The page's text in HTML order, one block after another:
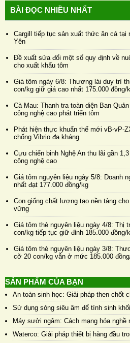
BÀI ĐỌC NHIỀU NHẤT
Cargill tiếp tục sản xuất thức ăn cá tại
Yên
Đề xuất sửa đổi một số quy định về
cho xuất khẩu tôm
Giá tôm ngày 6/8: Thương lái duy trì
con/kg giữ giá cao nhất 175.000 đồng/
Cà Mau: Thanh tra toàn diện Ban
công nghệ cao phát triển tôm
Phát hiện thực khuẩn thể mới vB-vP-
chống Vibrio đa kháng
Cựu chiến binh Nghệ An thu lãi gần
công nghệ cao
Giá tôm nguyên liệu ngày 5/8: Doanh
nhất đạt 177.000 đồng/kg
Con giống chất lượng tạo nền tảng
vững
Giá tôm thẻ nguyên liệu ngày 4/8: Thị
con/kg tiếp tục giữ đỉnh 185.000 đồng/
Giá tôm thẻ nguyên liệu ngày 3/8:
cỡ 20 con/kg vẫn ở mức 185.000
SẢN PHẨM CỦA BẠN
An toàn sinh học: Giải pháp then chốt
Sử dụng sóng siêu âm để tính sinh
Máy sưởi ngâm: Cách mạng hóa nghề
Waterco: Giải pháp thiết bị hàng đầu